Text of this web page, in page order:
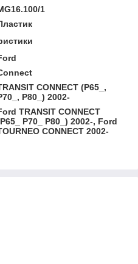
1
CONNECT (P65_,
P80_) 2002-
TRANSIT CONNECT
P70_ P80_) 2002-, Ford
CONNECT 2002-